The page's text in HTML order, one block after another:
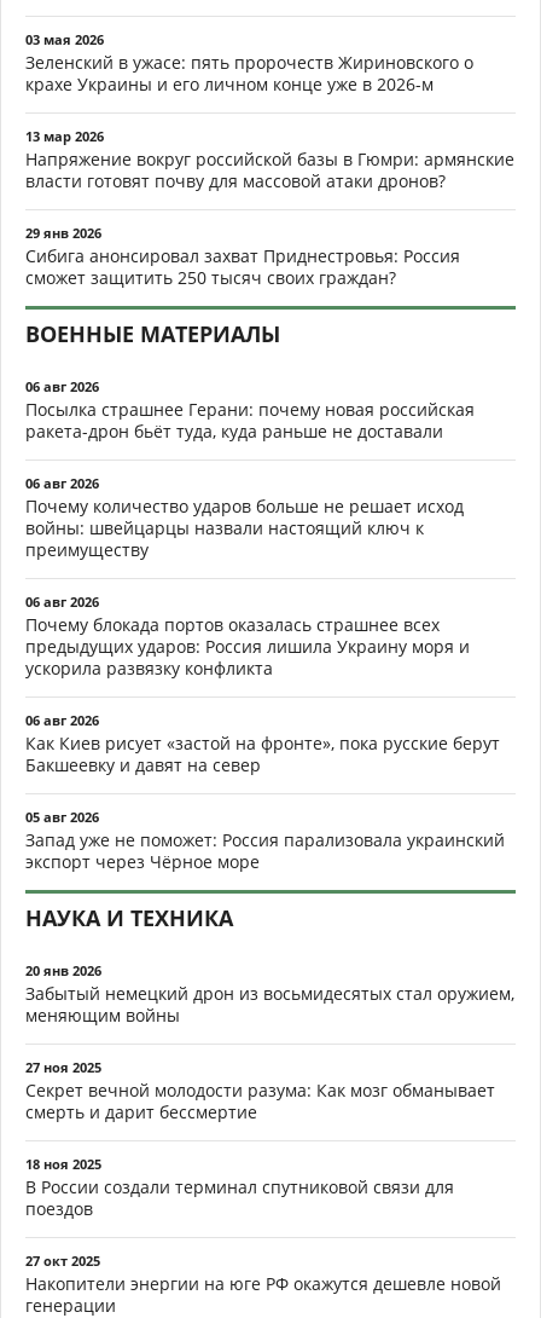
03 мая 2026
Зеленский в ужасе: пять пророчеств Жириновского о
крахе Украины и его личном конце уже в 2026-м
13 мар 2026
Напряжение вокруг российской базы в Гюмри: армянские
власти готовят почву для массовой атаки дронов?
29 янв 2026
Сибига анонсировал захват Приднестровья: Россия
сможет защитить 250 тысяч своих граждан?
ВОЕННЫЕ МАТЕРИАЛЫ
06 авг 2026
Посылка страшнее Герани: почему новая российская
ракета-дрон бьёт туда, куда раньше не доставали
06 авг 2026
Почему количество ударов больше не решает исход
войны: швейцарцы назвали настоящий ключ к
преимуществу
06 авг 2026
Почему блокада портов оказалась страшнее всех
предыдущих ударов: Россия лишила Украину моря и
ускорила развязку конфликта
06 авг 2026
Как Киев рисует «застой на фронте», пока русские берут
Бакшеевку и давят на север
05 авг 2026
Запад уже не поможет: Россия парализовала украинский
экспорт через Чёрное море
НАУКА И ТЕХНИКА
20 янв 2026
Забытый немецкий дрон из восьмидесятых стал оружием,
меняющим войны
27 ноя 2025
Секрет вечной молодости разума: Как мозг обманывает
смерть и дарит бессмертие
18 ноя 2025
В России создали терминал спутниковой связи для
поездов
27 окт 2025
Накопители энергии на юге РФ окажутся дешевле новой
генерации